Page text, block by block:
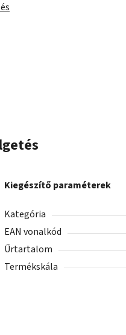
Kiegészítő paraméterek
Kategória
EAN vonalkód
Űrtartalom
Termékskála